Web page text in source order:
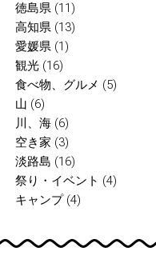
徳島県 (11)
高知県 (13)
愛媛県 (1)
観光 (16)
食べ物、グルメ (5)
山 (6)
川、海 (6)
空き家 (3)
淡路島 (16)
祭り・イベント (4)
キャンプ(4)